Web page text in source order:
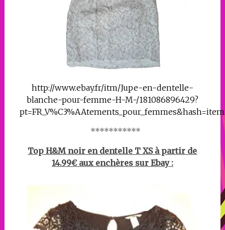
http://www.ebay.fr/itm/Jupe-en-dentelle-
blanche-pour-femme-H-M-/181086896429?
***********
Top H&M noir en dentelle T XS à partir de
14.99€ aux enchères sur Ebay :